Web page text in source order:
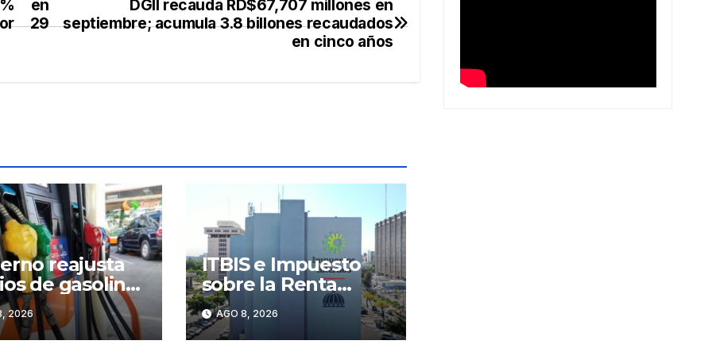
DGII recauda RD$67,707 millones en
septiembre; acumula 3.8 billones recaudados
en cinco años
en
29
reajusta
de gasolina
y mantiene
el GLP
2026
ITBIS e Impuesto
sobre la Renta
impulsan las
recaudaciones de la
DGII; superan los
AGO 8, 2026